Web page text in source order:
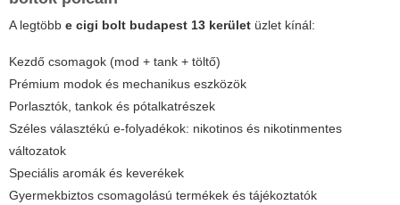
A legtöbb e cigi bolt budapest 13 kerület üzlet kínál:
Kezdő csomagok (mod + tank + töltő)
Prémium modok és mechanikus eszközök
Porlasztók, tankok és pótalkatrészek
Széles választékú e-folyadékok: nikotinos és nikotinmentes
változatok
Speciális aromák és keverékek
Gyermekbiztos csomagolású termékek és tájékoztatók